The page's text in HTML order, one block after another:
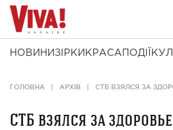
НОВИНИ ЗІРКИ КРАСА ПОДІЇ
ГОЛОВНА АРХІВ СТБ ВЗЯЛСЯ ЗА
СТБ взялся за